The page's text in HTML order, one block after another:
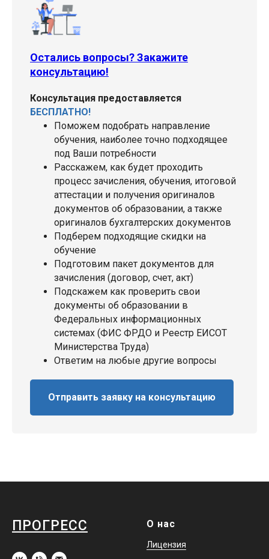
Остались вопросы? Закажите
консультацию!
Консультация предоставляется
БЕСПЛАТНО!
Поможем подобрать направление
обучения, наиболее точно подходящее
под Ваши потребности
Расскажем, как будет проходить
процесс зачисления, обучения, итоговой
аттестации и получения оригиналов
документов об образовании, а также
оригиналов бухгалтерских документов
Подберем подходящие скидки на
обучение
Подготовим пакет документов для
зачисления (договор, счет, акт)
Подскажем как проверить свои
документы об образовании в
Федеральных информационных
системах (ФИС ФРДО и Реестр ЕИСОТ
Министерства Труда)
Ответим на любые другие вопросы
Отправить заявку на консультацию
ПРОГРЕСС О нас
Лицензия